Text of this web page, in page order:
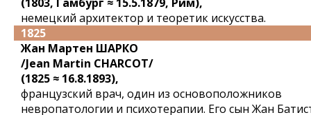
немецкий архитектор и теоретик искусства.
1825
Жан Мартен ШАРКО
/Jean Martin CHARCOT/
(1825 ≈ 16.8.1893),
французский врач, один из основоположников
невропатологии и психотерапии. Его сын Жан